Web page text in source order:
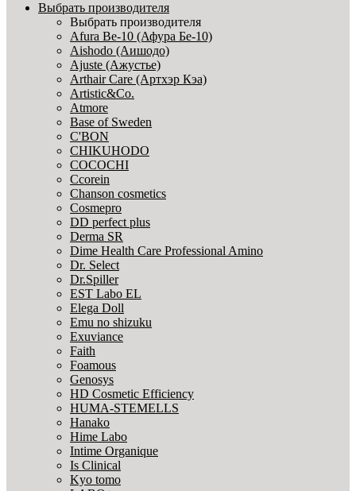
Выбрать производителя
Выбрать производителя
Afura Be-10 (Афура Бе-10)
Aishodo (Аишодо)
Ajuste (Ажустье)
Arthair Care (Артхэр Кэа)
Artistic&Co.
Atmore
Base of Sweden
C'BON
CHIKUHODO
COCOCHI
Ccorein
Chanson cosmetics
Cosmepro
DD perfect plus
Derma SR
Dime Health Care Professional Amino
Dr. Select
Dr.Spiller
EST Labo EL
Elega Doll
Emu no shizuku
Exuviance
Faith
Foamous
Genosys
HD Cosmetic Efficiency
HUMA-STEMELLS
Hanako
Hime Labo
Intime Organique
Is Clinical
Kyo tomo